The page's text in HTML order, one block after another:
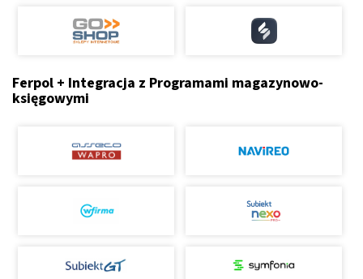
Ferpol + Integracja z Programami magazynowo-
księgowymi